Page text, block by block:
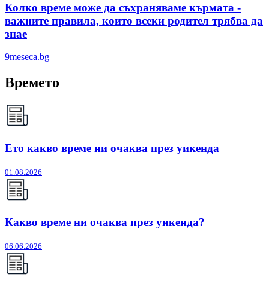
Колко време може да съхраняваме кърмата -
важните правила, които всеки родител трябва да
знае
9meseca.bg
Времето
Ето какво време ни очаква през уикенда
01.08.2026
Какво време ни очаква през уикенда?
06.06.2026